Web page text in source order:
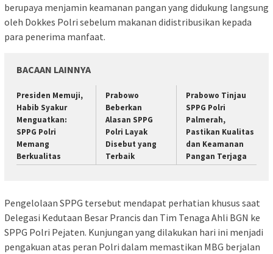
berupaya menjamin keamanan pangan yang didukung langsung
oleh Dokkes Polri sebelum makanan didistribusikan kepada
para penerima manfaat.
BACAAN LAINNYA
Presiden Memuji,
Habib Syakur
Menguatkan:
SPPG Polri
Memang
Berkualitas
Prabowo
Beberkan
Alasan SPPG
Polri Layak
Disebut yang
Terbaik
Prabowo Tinjau
SPPG Polri
Palmerah,
Pastikan Kualitas
dan Keamanan
Pangan Terjaga
Pengelolaan SPPG tersebut mendapat perhatian khusus saat
Delegasi Kedutaan Besar Prancis dan Tim Tenaga Ahli BGN ke
SPPG Polri Pejaten. Kunjungan yang dilakukan hari ini menjadi
pengakuan atas peran Polri dalam memastikan MBG berjalan